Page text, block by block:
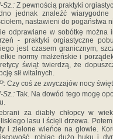
Sz.: Z pewnością praktyki
jednak znaleźć
nastawieni do pogaństwa
odprawiane w sobótkę można
- praktyki orgiastyczne
jest czasem granicznym,
normy małżeńskie i
świąt twierdzą, że
sił witalnych.
Czy coś ze zwyczajów nocy
Sz.:Tak. Na dowód tego mogę
za diabły chłopcy w
lasu i ścięli drzewa.
i zielone wieńce na głowie.
robiąc dużo huku i